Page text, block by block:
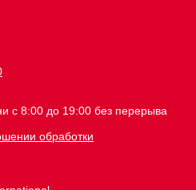
с 8:00 до 19:00 без перерыва
обработки